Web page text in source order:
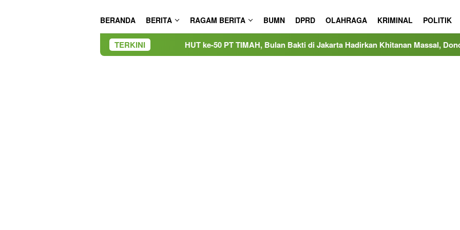
BERANDA BERITA RAGAM BERITA BUMN DPRD OLAHRAGA KRIMINAL POLITIK
TERKINI
HUT ke-50 PT TIMAH, Bulan Bakti di Jakarta Hadirkan Khitanan Massal, Donor Darah, dan